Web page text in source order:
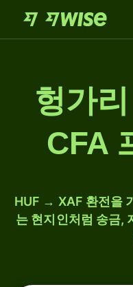
헝가
CFA
HUF → XAF 환전을
는 현지인처럼 송금,